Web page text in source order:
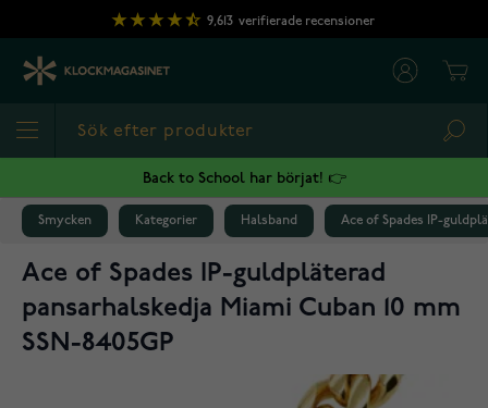
Hoppa till innehållet
9,613 verifierade recensioner
Back to School har börjat! 👉
Smycken Kategorier Halsband Ace of Spades IP-
Ace of Spades IP-guldpläterad
pansarhalskedja Miami Cuban 10 mm
SSN-8405GP